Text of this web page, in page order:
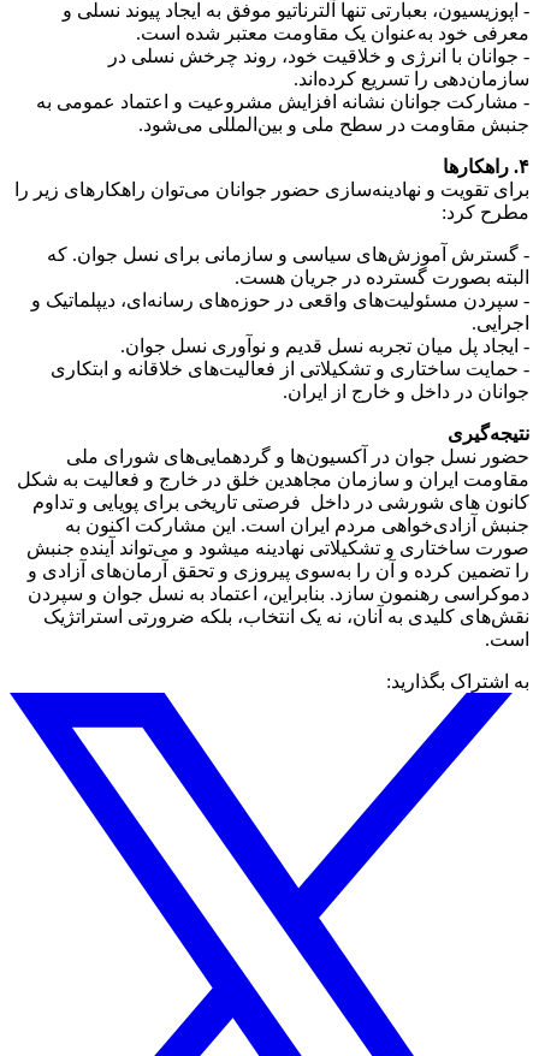
- اپوزیسیون، بعبارتی تنها آلترناتیو موفق به ایجاد پیوند نسلی و
معرفی خود به‌عنوان یک مقاومت معتبر شده است.
- جوانان با انرژی و خلاقیت خود، روند چرخش نسلی در
سازمان‌دهی را تسریع کرده‌اند.
- مشارکت جوانان نشانه افزایش مشروعیت و اعتماد عمومی به
جنبش مقاومت در سطح ملی و بین‌المللی می‌شود.
۴. راهکارها
برای تقویت و نهادینه‌سازی حضور جوانان می‌توان راهکارهای زیر را
مطرح کرد:
- گسترش آموزش‌های سیاسی و سازمانی برای نسل جوان. که
البته بصورت گسترده در جریان هست.
- سپردن مسئولیت‌های واقعی در حوزه‌های رسانه‌ای، دیپلماتیک و
اجرایی.
- ایجاد پل میان تجربه نسل قدیم و نوآوری نسل جوان.
- حمایت ساختاری و تشکیلاتی از فعالیت‌های خلاقانه و ابتکاری
جوانان در داخل و خارج از ایران.
نتیجه‌گیری
حضور نسل جوان در آکسیون‌ها و گردهمایی‌های شورای ملی
مقاومت ایران و سازمان مجاهدین خلق در خارج و فعالیت به شکل
کانون های شورشی در داخل فرصتی تاریخی برای پویایی و تداوم
جنبش آزادی‌خواهی مردم ایران است. این مشارکت اکنون به
‌صورت ساختاری و تشکیلاتی نهادینه میشود و می‌تواند آینده جنبش
را تضمین کرده و آن را به‌سوی پیروزی و تحقق آرمان‌های آزادی و
دموکراسی رهنمون سازد. بنابراین، اعتماد به نسل جوان و سپردن
نقش‌های کلیدی به آنان، نه یک انتخاب، بلکه ضرورتی استراتژیک
است.
به اشتراک بگذارید: